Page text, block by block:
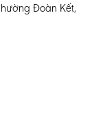
Đoàn Kết,